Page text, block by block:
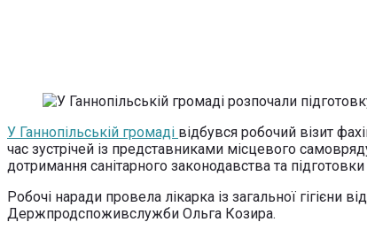
У Ганнопільській громаді відбувся робочий візит
час зустрічей із представниками місцевого
дотримання санітарного законодавства та
Робочі наради провела лікарка із загальної
Держпродспоживслужби Ольга Козира.